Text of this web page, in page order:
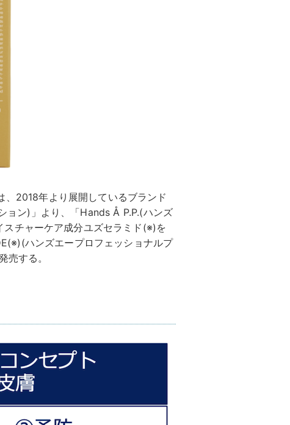
2018年より展開しているブランド
ョン)」より、「Hands Å P.P.(ハンズ
チャーケア成分ユズセラミド(※)を
ハンズエープロフェッショナルプ
売する。